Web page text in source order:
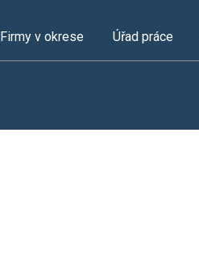
Firmy v okrese Úřad práce